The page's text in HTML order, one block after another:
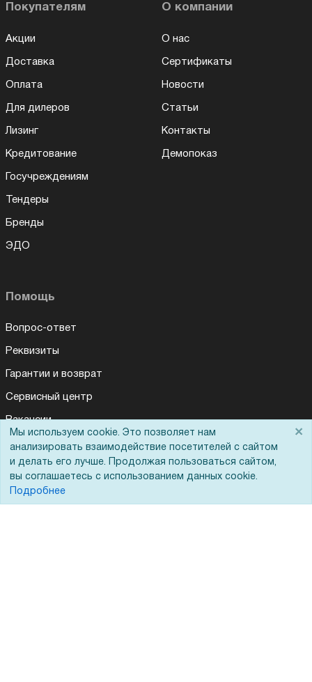
Покупателям
Акции
Доставка
Оплата
Для дилеров
Лизинг
Кредитование
Госучреждениям
Тендеры
Бренды
ЭДО
О компании
О нас
Сертификаты
Новости
Статьи
Контакты
Демопоказ
Помощь
Вопрос-ответ
Реквизиты
Гарантии и возврат
Сервисный центр
Вакансии
Обратная связь
Для Таможенного союза
Мы используем cookie. Это позволяет нам
анализировать взаимодействие посетителей с сайтом
и делать его лучше. Продолжая пользоваться сайтом,
вы соглашаетесь с использованием данных cookie.
Подробнее
×